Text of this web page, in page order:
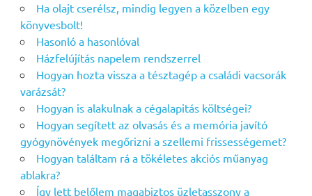
Ha olajt cserélsz, mindig legyen a közelben egy
könyvesbolt!
Hasonló a hasonlóval
Házfelújítás napelem rendszerrel
Hogyan hozta vissza a tésztagép a családi vacsorák
varázsát?
Hogyan is alakulnak a cégalapitás költségei?
Hogyan segített az olvasás és a memória javító
gyógynövények megőrizni a szellemi frissességemet?
Hogyan találtam rá a tökéletes akciós műanyag
ablakra?
Így lett belőlem magabiztos üzletasszony a